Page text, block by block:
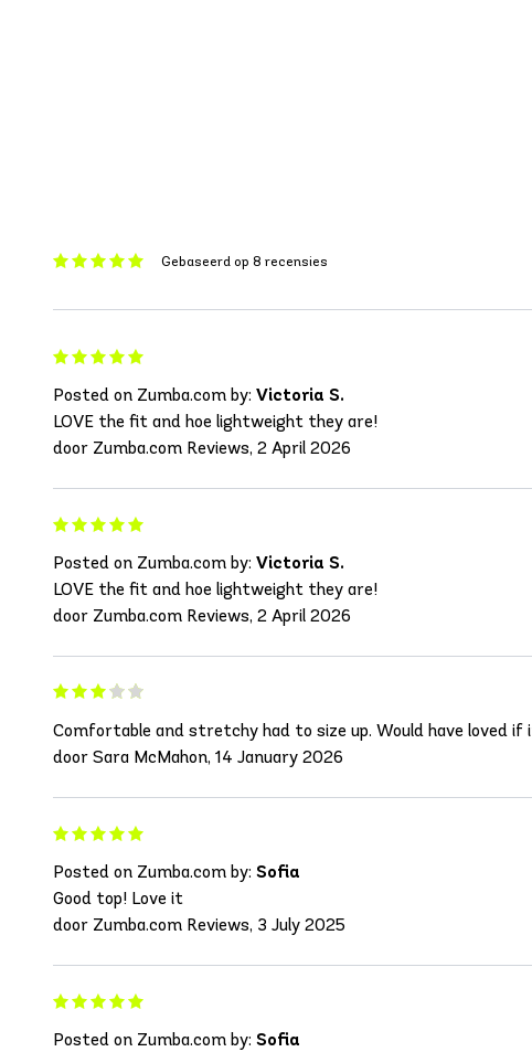
Gebaseerd op 8 recensies
Posted on Zumba.com by: Victoria S.
LOVE the fit and hoe lightweight they are!
door Zumba.com Reviews, 2 April 2026
Posted on Zumba.com by: Victoria S.
LOVE the fit and hoe lightweight they are!
door Zumba.com Reviews, 2 April 2026
Comfortable and stretchy had to size up. Would have loved
door Sara McMahon, 14 January 2026
Posted on Zumba.com by: Sofia
Good top! Love it
door Zumba.com Reviews, 3 July 2025
Posted on Zumba.com by: Sofia